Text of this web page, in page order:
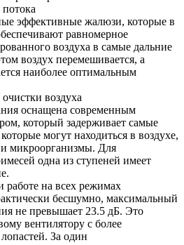
эффективные жалюзи, которые в
равномерное
воздуха в самые дальние
воздух перемешивается, а
наиболее оптимальным
воздуха
оснащена современным
который задерживает самые
могут находиться в воздухе,
микроорганизмы. Для
одна из ступеней имеет
на всех режимах
бесшумно, максимальный
не превышает 23.5 дБ. Это
вентилятору с более
За один